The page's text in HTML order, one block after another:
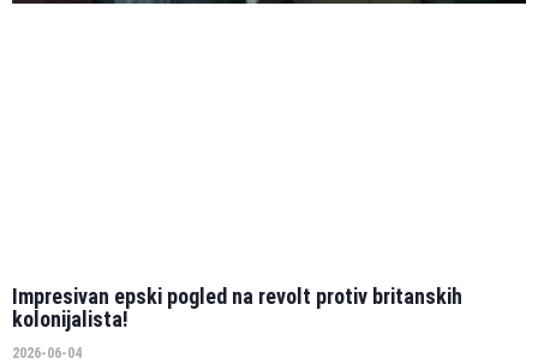
Impresivan epski pogled na revolt protiv britanskih
kolonijalista!
2026-06-04